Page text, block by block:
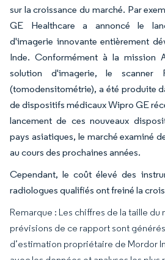
sur la croissance du marché. Par
GE Healthcare a annoncé le
d'imagerie innovante entièrement
Inde. Conformément à la mission
solution d'imagerie, le scanner
(tomodensitométrie), a été produite
de dispositifs médicaux Wipro GE
lancement de ces nouveaux
pays asiatiques, le marché examiné
au cours des prochaines années.
Cependant, le coût élevé des
radiologues qualifiés ont freiné la
Remarque : Les chiffres de la taille du
prévisions de ce rapport sont
d’estimation propriétaire de Mordor